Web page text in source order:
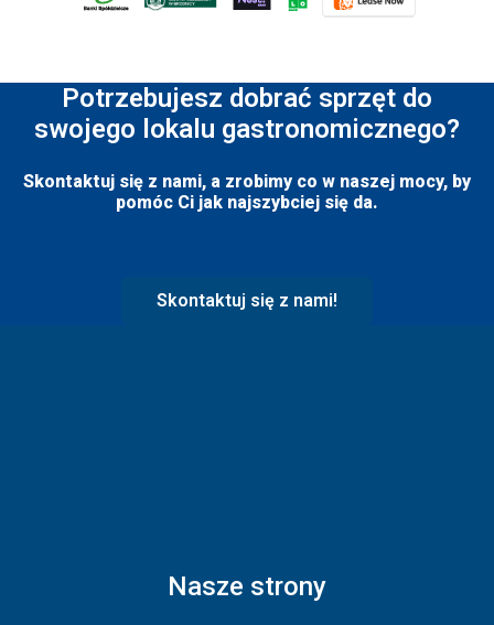
Potrzebujesz dobrać sprzęt do
swojego lokalu gastronomicznego?
Skontaktuj się z nami, a zrobimy co w naszej mocy, by
pomóc Ci jak najszybciej się da.
Skontaktuj się z nami!
Nasze strony